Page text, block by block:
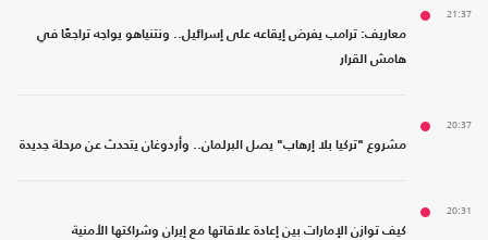
21:37
معاريف: ترامب يفرض إيقاعه على إسرائيل.. ونتنياهو يواجه تراجعًا في
هامش القرار
20:37
مشروع "تركيا بلا إرهاب" يصل البرلمان.. وأردوغان يتحدث عن مرحلة جديدة
20:31
كيف توازن الإمارات بين إعادة علاقاتها مع إيران وشراكتها الأمنية